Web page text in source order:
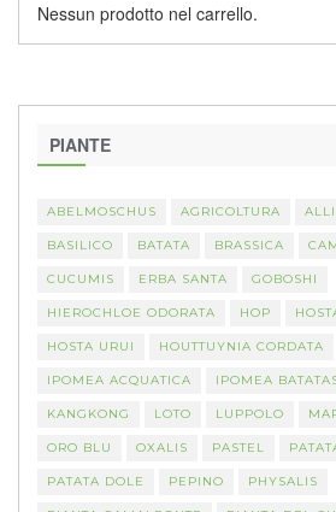
Nessun prodotto nel carrello.
PIANTE
ABELMOSCHUS AGRICOLTURA
BASILICO BATATA BRASSICA
CUCUMIS ERBA SANTA GOBOSHI
HIEROCHLOE ODORATA HOP
HOSTA URUI HOUTTUYNIA CORDATA
IPOMEA ACQUATICA IPOMEA
KANGKONG LOTO LUPPOLO
ORO BLU OXALIS PASTEL
PATATA DOLE PEPINO PHYSALIS